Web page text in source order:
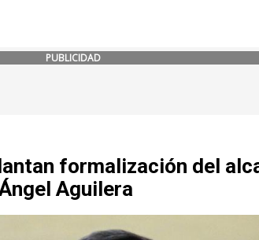
PUBLICIDAD
formalización del
Aguilera